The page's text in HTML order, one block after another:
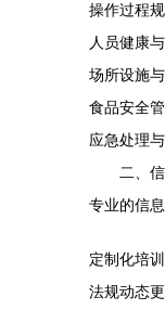
操作过程
人员健康
场所设施
食品安全
应急处理
二、
专业的信
定制化培
法规动态